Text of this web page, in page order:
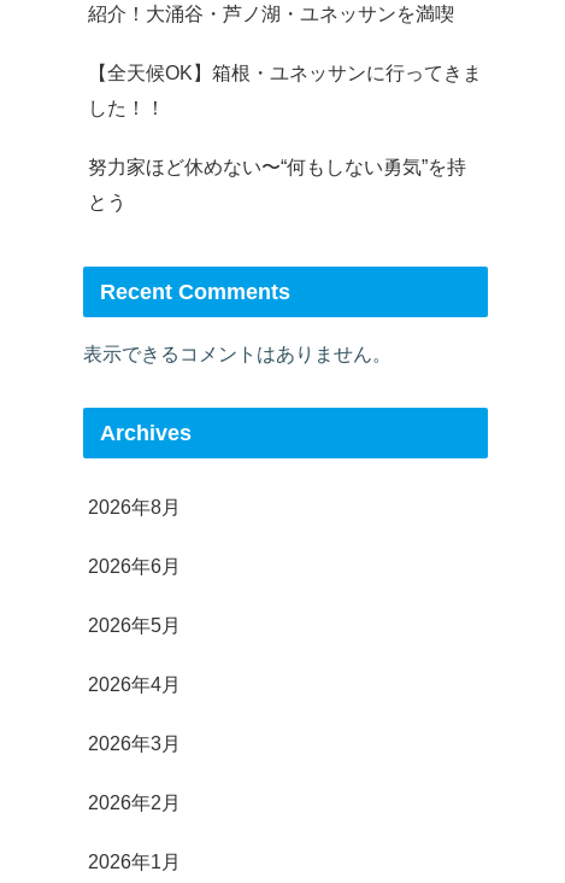
紹介！大涌谷・芦ノ湖・ユネッサンを満喫
【全天候OK】箱根・ユネッサンに行ってきま
した！！
努力家ほど休めない〜“何もしない勇気”を持
とう
Recent Comments
表示できるコメントはありません。
Archives
2026年8月
2026年6月
2026年5月
2026年4月
2026年3月
2026年2月
2026年1月